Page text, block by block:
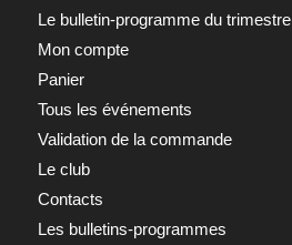
Le bulletin-programme du trimestre
Mon compte
Panier
Tous les événements
Validation de la commande
Le club
Contacts
Les bulletins-programmes